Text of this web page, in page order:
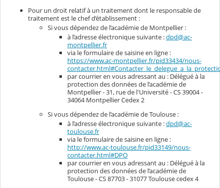
Pour un droit relatif à un traitement dont le responsable de
traitement est le chef d’établissement :
Si vous dépendez de l’académie de Montpellier :
à l’adresse électronique suivante :dpd@ac-
montpellier.fr
via le formulaire de saisine en ligne :
https://www.ac-montpellier.fr/pid33434/nous-
par courrier en vous adressant au : Délégué à la
protection des données de l’académie de
Montpellier - 31, rue de l'Université - CS 39004 -
34064 Montpellier Cedex 2
Si vous dépendez de l’académie de Toulouse :
à l’adresse électronique suivante :dpd@ac-
toulouse.fr
via le formulaire de saisine en ligne :
http://www.ac-toulouse.fr/pid33149/nous-
contacter.html#DPO
par courrier en vous adressant au : Délégué à la
protection des données de l’académie de
Toulouse - CS 87703 - 31077 Toulouse cedex 4